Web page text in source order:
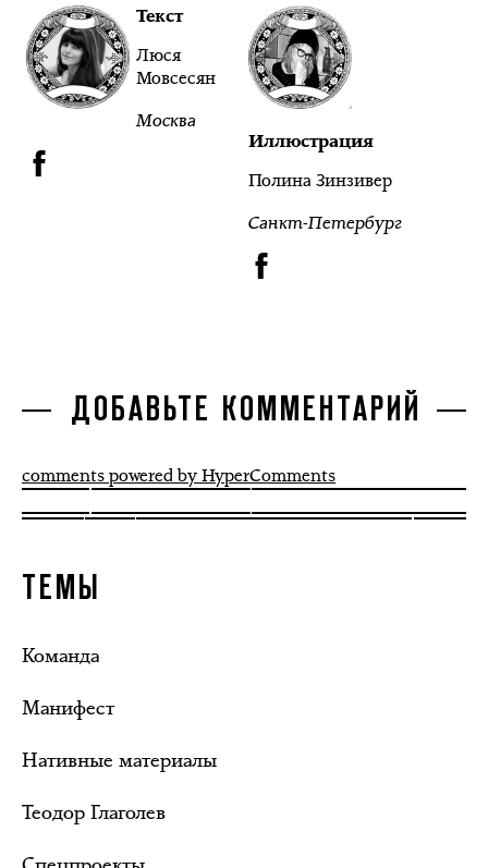
Текст
Люся
Мовсесян
Москва
Иллюстрация
Полина Зинзивер
Санкт-Петербург
ДОБАВЬТЕ КОММЕНТАРИЙ
comments powered by HyperComments
ТЕМЫ
Команда
Манифест
Нативные материалы
Теодор Глаголев